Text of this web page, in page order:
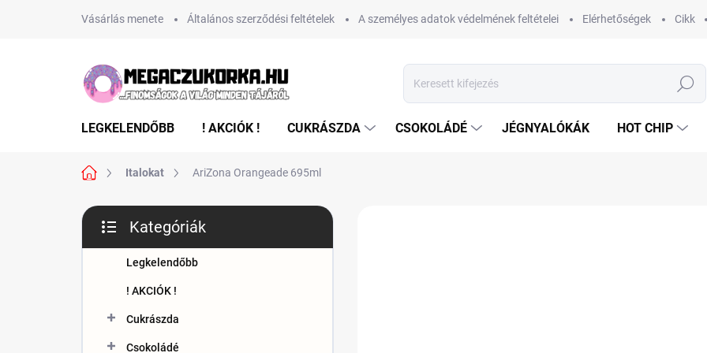
Vásárlás menete Általános szerződési feltételek A személyes adatok védelmének feltételei Elérhetőségek Cikk
Keresés
LEGKELENDŐBB ! AKCIÓK ! CUKRÁSZDA CSOKOLÁDÉ JÉGNYALÓKÁK HOT CHIP
KezdőlapItalokat AriZona Orangeade 695ml
O
d
átugrása
Kategóriák
Legkelendőbb
! AKCIÓK !
Cukrászda
Csokoládé